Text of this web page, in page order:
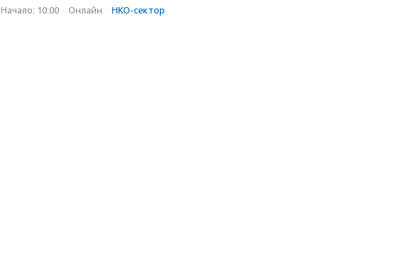
Начало: 10:00 · Онлайн · НКО-сектор